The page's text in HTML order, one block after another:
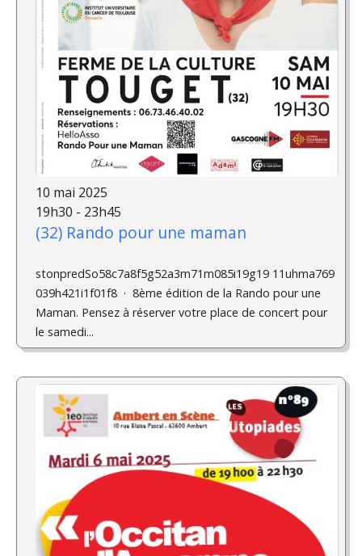
10 mai 2025
19h30 - 23h45
(32) Rando pour une maman
stonpredSo58c7a8f5g52a3m71m085i19g19 11uhma769
039h421i1f01f8 · 8ème édition de la Rando pour une
Maman. Pensez à réserver votre place de concert pour
le samedi...